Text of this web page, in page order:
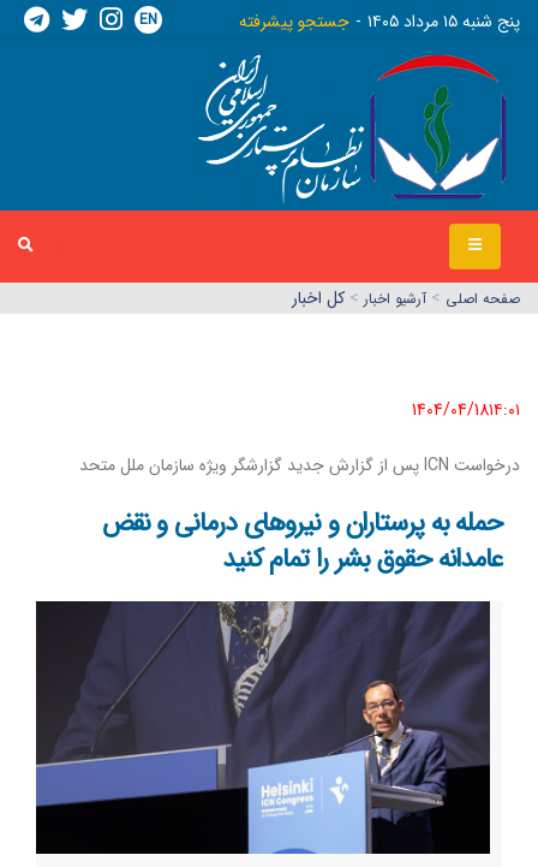
پنج شنبه ١٥ مرداد ١٤٠٥ جستجو پیشرفته EN
صفحه اصلي > آرشیو اخبار > کل اخبار
1404/04/18١٤:٠١
درخواست ICN پس از گزارش جدید گزارشگر ویژه سازمان ملل متحد
حمله به پرستاران و نیروهای درمانی و نقض
عامدانه حقوق بشر را تمام کنید